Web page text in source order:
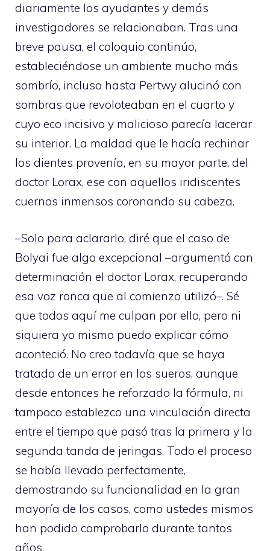
diariamente los ayudantes y demás
investigadores se relacionaban. Tras una
breve pausa, el coloquio continúo,
estableciéndose un ambiente mucho más
sombrío, incluso hasta Pertwy alucinó con
sombras que revoloteaban en el cuarto y
cuyo eco incisivo y malicioso parecía lacerar
su interior. La maldad que le hacía rechinar
los dientes provenía, en su mayor parte, del
doctor Lorax, ese con aquellos iridiscentes
cuernos inmensos coronando su cabeza.
–Solo para aclararlo, diré que el caso de
Bolyai fue algo excepcional –argumentó con
determinación el doctor Lorax, recuperando
esa voz ronca que al comienzo utilizó–. Sé
que todos aquí me culpan por ello, pero ni
siquiera yo mismo puedo explicar cómo
aconteció. No creo todavía que se haya
tratado de un error en los sueros, aunque
desde entonces he reforzado la fórmula, ni
tampoco establezco una vinculación directa
entre el tiempo que pasó tras la primera y la
segunda tanda de jeringas. Todo el proceso
se había llevado perfectamente,
demostrando su funcionalidad en la gran
mayoría de los casos, como ustedes mismos
han podido comprobarlo durante tantos
años.